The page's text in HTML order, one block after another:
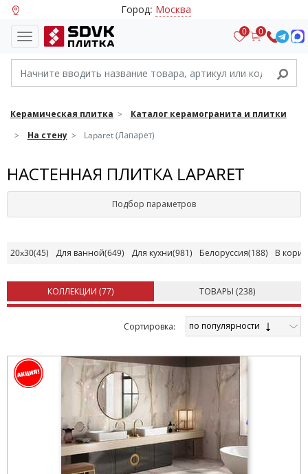
Город: Москва
0 0
Керамическая плитка
Каталог керамогранита и плитки
На стену
Laparet (Лапарет)
НАСТЕННАЯ ПЛИТКА LAPARET
Подбор параметров
20x30(45) Для ванной(649) Для кухни(981) Белоруссия(188) В
КОЛЛЕКЦИИ (77) ТОВАРЫ (238)
Cортировка: по популярности